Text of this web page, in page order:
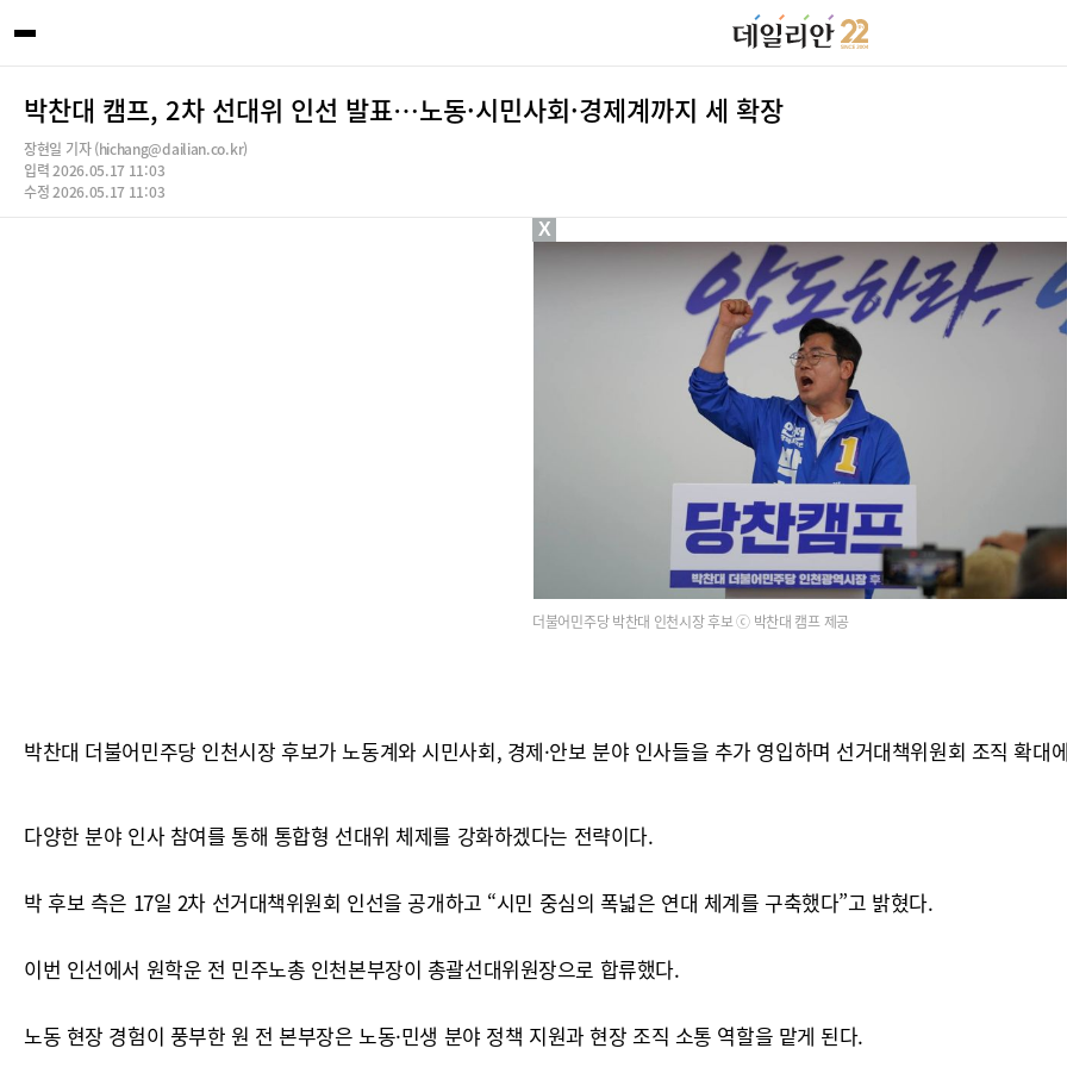
박찬대 캠프, 2차 선대위 인선 발표…노동·시민사회·경제계까지 세 확장
장현일 기자 (hichang@dailian.co.kr)
입력 2026.05.17 11:03
수정 2026.05.17 11:03
더불어민주당 박찬대 인천시장 후보 ⓒ 박찬대 캠프 제공
박찬대 더불어민주당 인천시장 후보가 노동계와 시민사회, 경제·안보 분야 인사들을 추가 영입하며 선거대책위원회 조직 확대
다양한 분야 인사 참여를 통해 통합형 선대위 체제를 강화하겠다는 전략이다.
박 후보 측은 17일 2차 선거대책위원회 인선을 공개하고 “시민 중심의 폭넓은 연대 체계를 구축했다”고 밝혔다.
이번 인선에서 원학운 전 민주노총 인천본부장이 총괄선대위원장으로 합류했다.
노동 현장 경험이 풍부한 원 전 본부장은 노동·민생 분야 정책 지원과 현장 조직 소통 역할을 맡게 된다.
X